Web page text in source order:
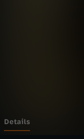
i
Details